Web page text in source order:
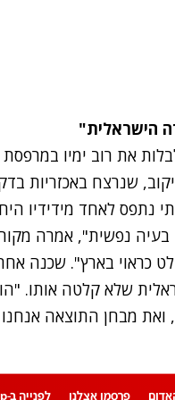
הישראלית"
את רוב ימיו
נתפס לאחד מידידיו
בעיה נפשית", אמרה
כראוי בארץ". שכנה
שלא קלטה אותו.
מבחן התוצאה אנחנו
פרסמו אצלנו לפנייה ב-WhatsApp